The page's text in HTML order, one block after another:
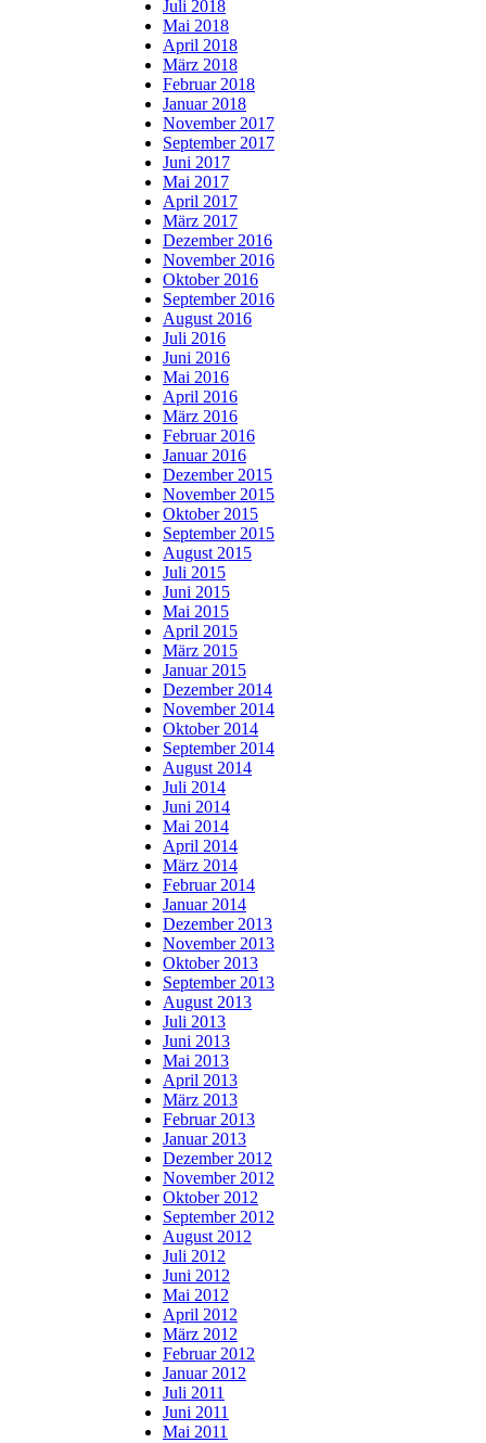
Juli 2018
Mai 2018
April 2018
März 2018
Februar 2018
Januar 2018
November 2017
September 2017
Juni 2017
Mai 2017
April 2017
März 2017
Dezember 2016
November 2016
Oktober 2016
September 2016
August 2016
Juli 2016
Juni 2016
Mai 2016
April 2016
März 2016
Februar 2016
Januar 2016
Dezember 2015
November 2015
Oktober 2015
September 2015
August 2015
Juli 2015
Juni 2015
Mai 2015
April 2015
März 2015
Januar 2015
Dezember 2014
November 2014
Oktober 2014
September 2014
August 2014
Juli 2014
Juni 2014
Mai 2014
April 2014
März 2014
Februar 2014
Januar 2014
Dezember 2013
November 2013
Oktober 2013
September 2013
August 2013
Juli 2013
Juni 2013
Mai 2013
April 2013
März 2013
Februar 2013
Januar 2013
Dezember 2012
November 2012
Oktober 2012
September 2012
August 2012
Juli 2012
Juni 2012
Mai 2012
April 2012
März 2012
Februar 2012
Januar 2012
Juli 2011
Juni 2011
Mai 2011